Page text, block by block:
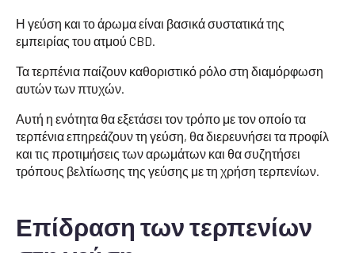
Η γεύση και το άρωμα είναι βασικά συστατικά της
εμπειρίας του ατμού CBD.
Τα τερπένια παίζουν καθοριστικό ρόλο στη διαμόρφωση
αυτών των πτυχών.
Αυτή η ενότητα θα εξετάσει τον τρόπο με τον οποίο τα
τερπένια επηρεάζουν τη γεύση, θα διερευνήσει τα προφίλ
και τις προτιμήσεις των αρωμάτων και θα συζητήσει
τρόπους βελτίωσης της γεύσης με τη χρήση τερπενίων.
Επίδραση των τερπενίων